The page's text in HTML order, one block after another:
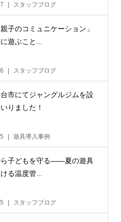
スタッフブログ
子のコミュニケーション」
遊ぶこと...
スタッフブログ
市にてジャングルジムを設
りました！
遊具導入事例
ら子どもを守る——夏の遊具
る温度管...
スタッフブログ